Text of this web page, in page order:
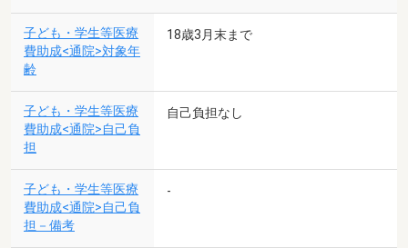
子ども・学生等医療
費助成<通院>対象年
齢
18歳3月末まで
子ども・学生等医療
費助成<通院>自己負
担
自己負担なし
子ども・学生等医療
費助成<通院>自己負
担－備考
-